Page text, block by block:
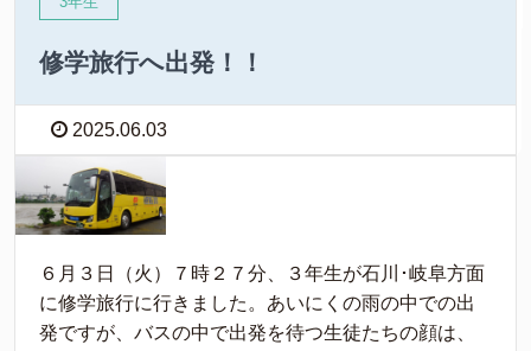
修学旅行へ出発！！
2025.06.03
６月３日（火）７時２７分、３年生が石川･岐阜方面
に修学旅行に行きました。あいにくの雨の中での出
発ですが、バスの中で出発を待つ生徒たちの顔は、